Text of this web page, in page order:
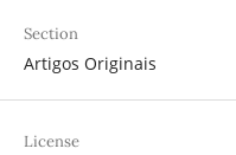
Section
Artigos Originais
License